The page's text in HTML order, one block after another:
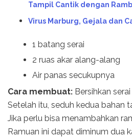
Tampil Cantik dengan
Virus Marburg, Gejala dan
1 batang serai
2 ruas akar alang-alang
Air panas secukupnya
Cara membuat: Bersihkan
Setelah itu, seduh kedua bahan
Jika perlu bisa menambahkan
Ramuan ini dapat diminum dua